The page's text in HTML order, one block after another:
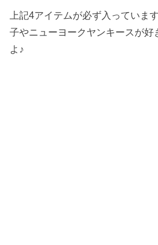
上記4アイテムが必ず入っていま
子やニューヨークヤンキースが好
よ♪